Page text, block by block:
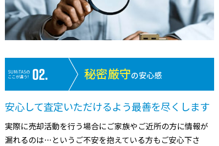
SUMiTASの
ここが違う!
秘密厳守の安心感
安心して査定いただけるよう最善を尽くします
実際に売却活動を行う場合にご家族やご近所の方に情報が
漏れるのは…というご不安を抱えている方もご安心下さ